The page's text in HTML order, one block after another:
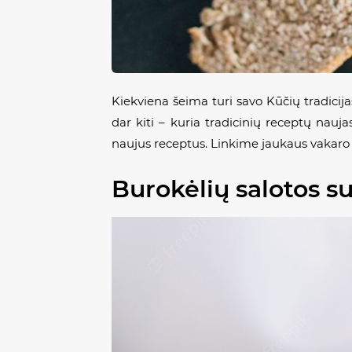
Kiekviena šeima turi savo Kūčių
dar kiti – kuria tradicinių receptų
naujus receptus. Linkime jaukaus
Burokėlių salotos